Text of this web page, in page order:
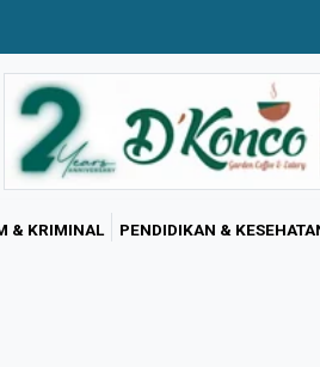
& KRIMINAL PENDIDIKAN &